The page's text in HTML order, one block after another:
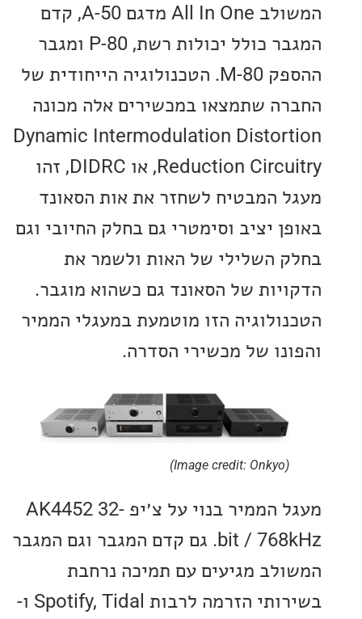
המשולב All In One מדגם A-50, קדם
המגבר כולל יכולות רשת, P-80 ומגבר
ההספק M-80. הטכנולוגיה הייחודית של
שתמצאו במכשירים אלה מכונה
Dynamic Intermodulation
Reduction Circuitry, או DIDRC, זהו
המבטיח לשחזר את אות הסאונד
יציב וסימטרי גם בחלק החיובי וגם
השלילי של האות ולשמר את
של הסאונד גם כשהוא מוגבר.
הזו מוטמעת במעגלי הממיר
של מכשירי הסדרה.
מעגל הממיר בנוי על צ׳יפ AK4452 32-
bit / 768kHz. גם קדם המגבר וגם המגבר
מגיעים עם תמיכה נרחבת
בשירותי הזרמה לרבות Spotify, Tidal ו-